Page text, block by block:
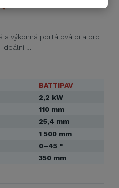
a výkonná portálová pila pro
…
BATTIPAV
2,2 kW
110 mm
25,4 mm
1 500 mm
0–45 °
350 mm